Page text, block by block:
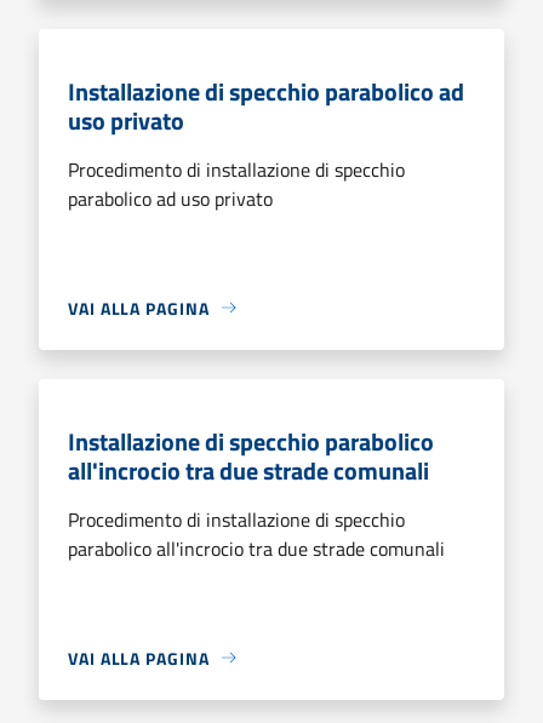
Installazione di specchio parabolico ad
uso privato
Procedimento di installazione di specchio
parabolico ad uso privato
VAI ALLA PAGINA
Installazione di specchio parabolico
all'incrocio tra due strade comunali
Procedimento di installazione di specchio
parabolico all'incrocio tra due strade comunali
VAI ALLA PAGINA